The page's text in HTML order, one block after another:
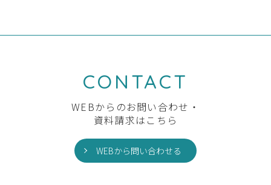
CONTACT
WEBからのお問い合わせ・
資料請求はこちら
WEBから問い合わせる